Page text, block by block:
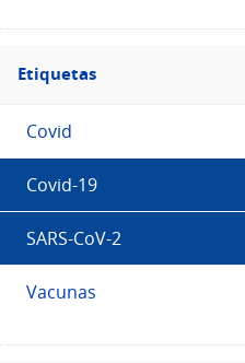
Filtro
Etiquetas
Etiquetas
Covid
Covid-19
SARS-CoV-2
Vacunas